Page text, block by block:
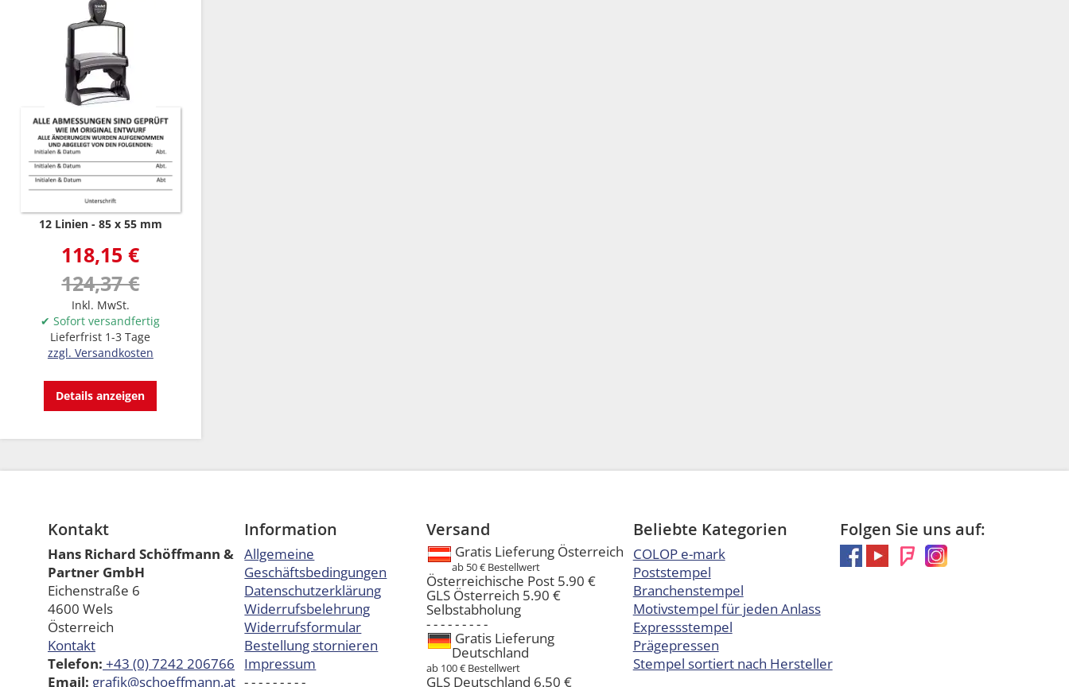
12 Linien 85 x 55 mm
118,15 €
124,37 €
Inkl. MwSt.
✔ Sofort versandfertig
Lieferfrist 1-3 Tage
zzgl. Versandkosten
Details anzeigen
Kontakt
Hans Richard Schöffmann &
Partner GmbH
Eichenstraße 6
4600 Wels
Österreich
Kontakt
Telefon: +43 (0) 7242 206766
Email: grafik@schoeffmann.at
Information
Allgemeine
Geschäftsbedingungen
Datenschutzerklärung
Widerrufsbelehrung
Widerrufsformular
Bestellung stornieren
Impressum
- - - - - - - - -
Versand
Gratis Lieferung Österreich
ab 50 € Bestellwert
Österreichische Post 5.90 €
GLS Österreich 5.90 €
Selbstabholung
- - - - - - - - -
Gratis Lieferung
Deutschland
ab 100 € Bestellwert
GLS Deutschland 6.50 €
Beliebte Kategorien
COLOP e-mark
Poststempel
Branchenstempel
Motivstempel für jeden Anlass
Expressstempel
Prägepressen
Stempel sortiert nach Hersteller
Folgen Sie uns auf: